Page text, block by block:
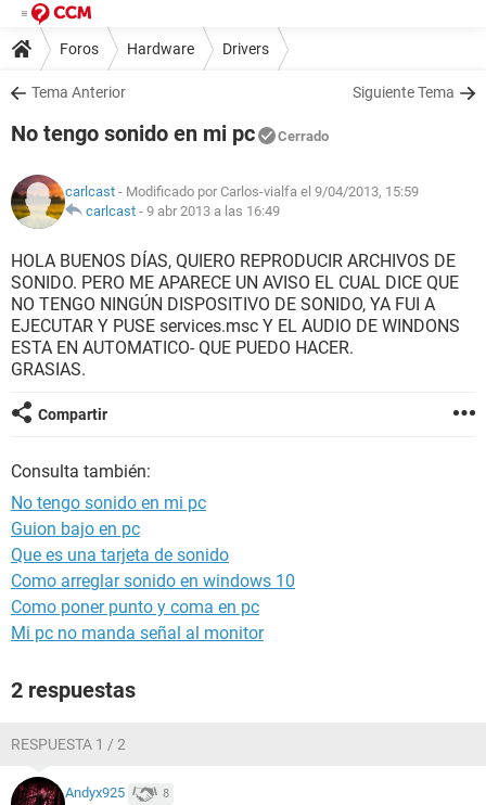
Foros Hardware Drivers
Tema Anterior Siguiente Tema
No tengo sonido en mi pc Cerrado
carlcast - Modificado por Carlos-vialfa el 9/04/2013, 15:59
carlcast - 9 abr 2013 a las 16:49
HOLA BUENOS DÍAS, QUIERO REPRODUCIR ARCHIVOS DE
SONIDO. PERO ME APARECE UN AVISO EL CUAL DICE QUE
NO TENGO NINGÚN DISPOSITIVO DE SONIDO, YA FUI A
EJECUTAR Y PUSE services.msc Y EL AUDIO DE WINDONS
ESTA EN AUTOMATICO- QUE PUEDO HACER.
GRASIAS.
Compartir
Consulta también:
No tengo sonido en mi pc
Guion bajo en pc
Que es una tarjeta de sonido
Como arreglar sonido en windows 10
Como poner punto y coma en pc
Mi pc no manda señal al monitor
2 respuestas
RESPUESTA 1 / 2
Andyx925 8